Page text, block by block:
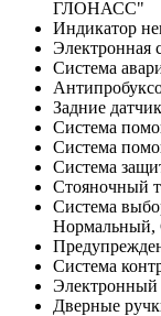
ГЛОНАСС"
Индикатор
Электронная
Система
Задние
Система
Система
Cистема
Стояночный
Система
Нормальный,
Система
Электронный
Дверные